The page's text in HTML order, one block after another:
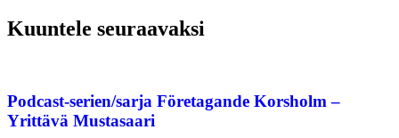
Kuuntele seuraavaksi
Podcast-serien/sarja Företagande Korsholm –
Yrittävä Mustasaari